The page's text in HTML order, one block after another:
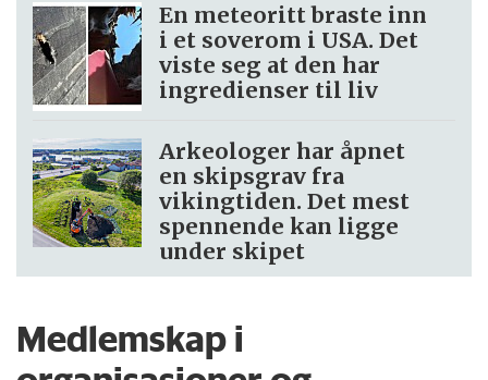
En meteoritt braste inn
i et soverom i USA. Det
viste seg at den har
ingredienser til liv
Arkeologer har åpnet
en skipsgrav fra
vikingtiden. Det mest
spennende kan ligge
under skipet
Medlemskap i